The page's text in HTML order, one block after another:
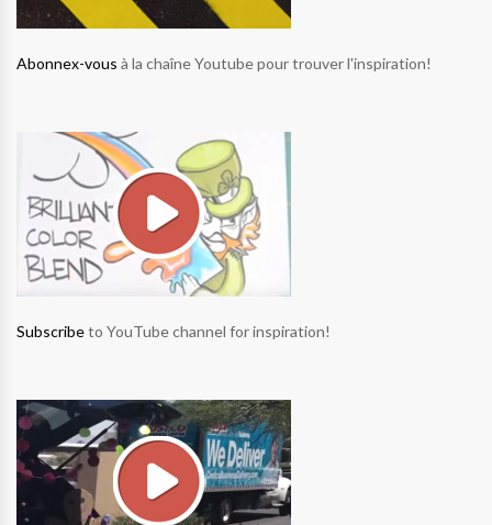
Abonnex-vous à la chaîne Youtube pour trouver l'inspiration!
Subscribeto YouTube channel for inspiration!